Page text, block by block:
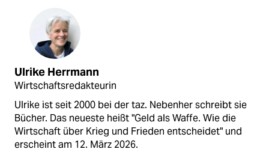
Ulrike Herrmann
Wirtschaftsredakteurin
Ulrike ist seit 2000 bei der taz. Nebenher schreibt sie
Bücher. Das neueste heißt "Geld als Waffe. Wie die
Wirtschaft über Krieg und Frieden entscheidet" und
erscheint am 12. März 2026.